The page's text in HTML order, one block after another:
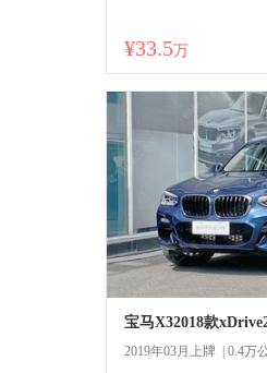
¥33.5万
宝马X32018款
2019年03月上牌 | 0.4万